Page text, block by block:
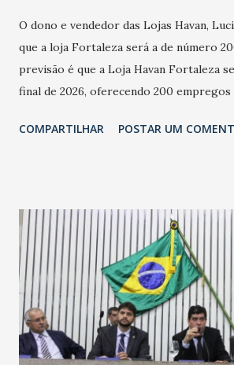
O dono e vendedor das Lojas Havan,
que a loja Fortaleza será a de número
previsão é que a Loja Havan Fortaleza
final de 2026, oferecendo 200
Havan Fortaleza ainda não foi anunciada
COMPARTILHAR POSTAR UM